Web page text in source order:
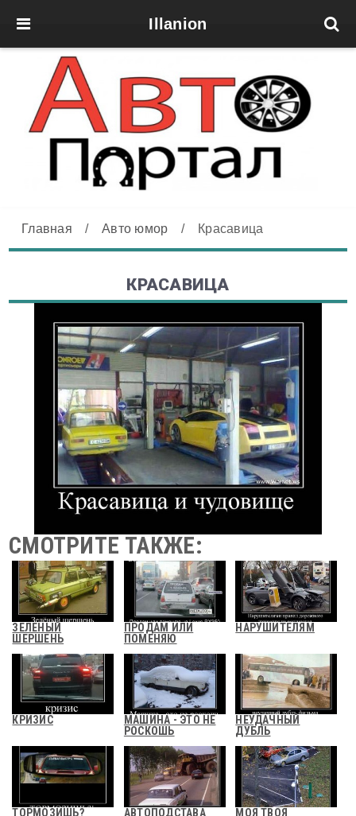
Illanion
Главная / Авто юмор / Красавица
КРАСАВИЦА
СМОТРИТЕ ТАКЖЕ:
ЗЕЛЕНЫЙ
ШЕРШЕНЬ
ПРОДАМ ИЛИ
ПОМЕНЯЮ
НАРУШИТЕЛЯМ
КРИЗИС
МАШИНА - ЭТО НЕ
РОСКОШЬ
НЕУДАЧНЫЙ
ДУБЛЬ
ТОРМОЗИШЬ? АВТОПОДСТАВА
МОЯ ТВОЯ